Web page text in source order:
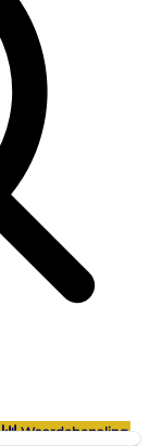
Waardebepaling